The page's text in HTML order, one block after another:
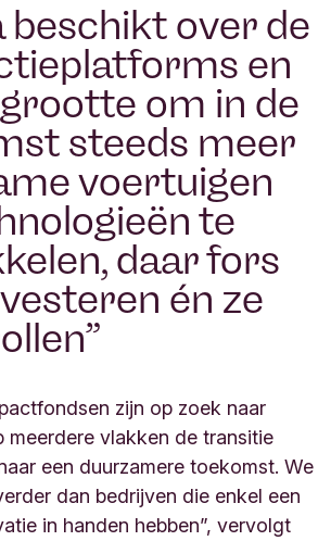
beschikt over de
en
om in de
steeds meer
voertuigen
te
daar fors
én ze
zijn op zoek naar
meerdere vlakken de transitie
een duurzamere toekomst. We
dan bedrijven die enkel een
in handen hebben”, vervolgt